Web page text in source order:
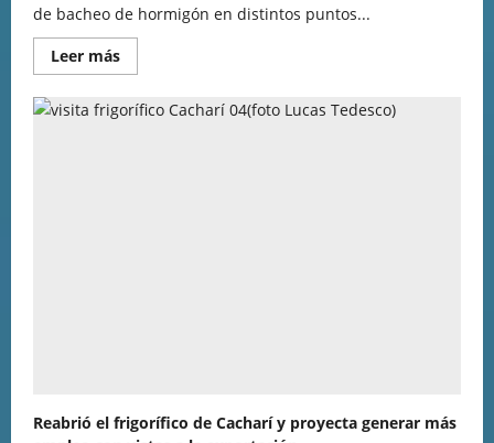
de bacheo de hormigón en distintos puntos...
Leer más
Reabrió el frigorífico de Cacharí y proyecta generar más